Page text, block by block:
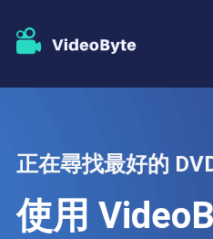
BD-DVD 開膛手
DVD 開膛手
店鋪
資源
正在尋找最好的
使用